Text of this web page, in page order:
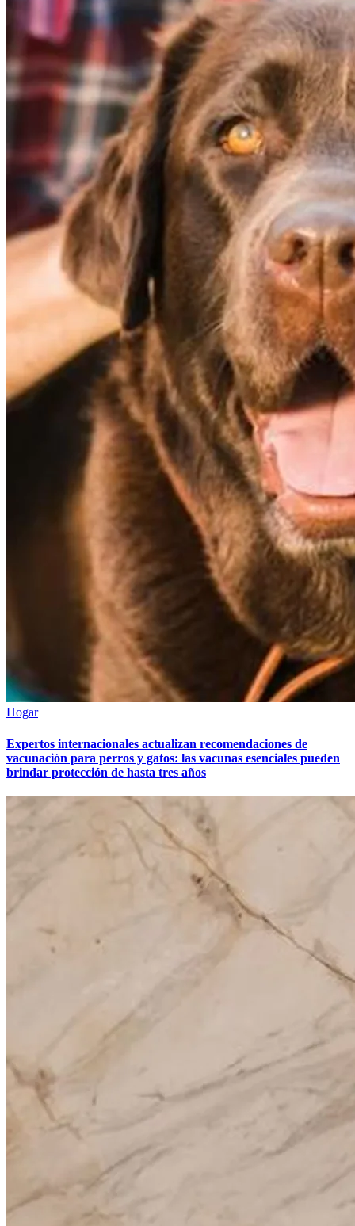
Hogar
Expertos internacionales actualizan recomendaciones de
vacunación para perros y gatos: las vacunas esenciales pueden
brindar protección de hasta tres años